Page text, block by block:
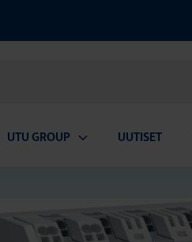
UTU GROUP UUTISET